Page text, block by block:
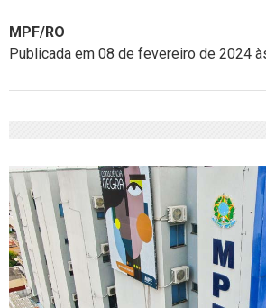
MPF/RO
Publicada em 08 de fevereiro de 2024